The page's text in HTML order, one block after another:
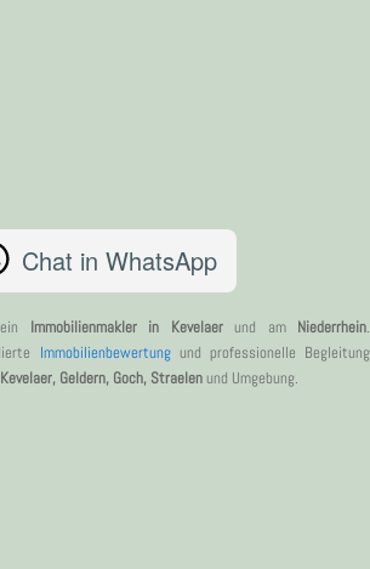
Chat in WhatsApp
Immobilienmakler in Kevelaerund am Niederrhein.
Immobilienbewertungund professionelle Begleitung
Kevelaer, Geldern, Goch, Straelenund Umgebung.